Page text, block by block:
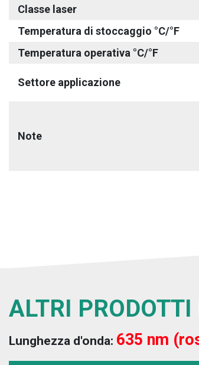
Classe laser
Temperatura di stoccaggio °C/°F
Temperatura operativa °C/°F
Settore applicazione
Note
ALTRI PRODOTTI
Lunghezza d'onda: 635 nm